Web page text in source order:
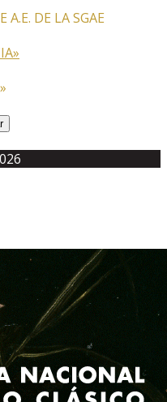
A.E. DE LA SGAE